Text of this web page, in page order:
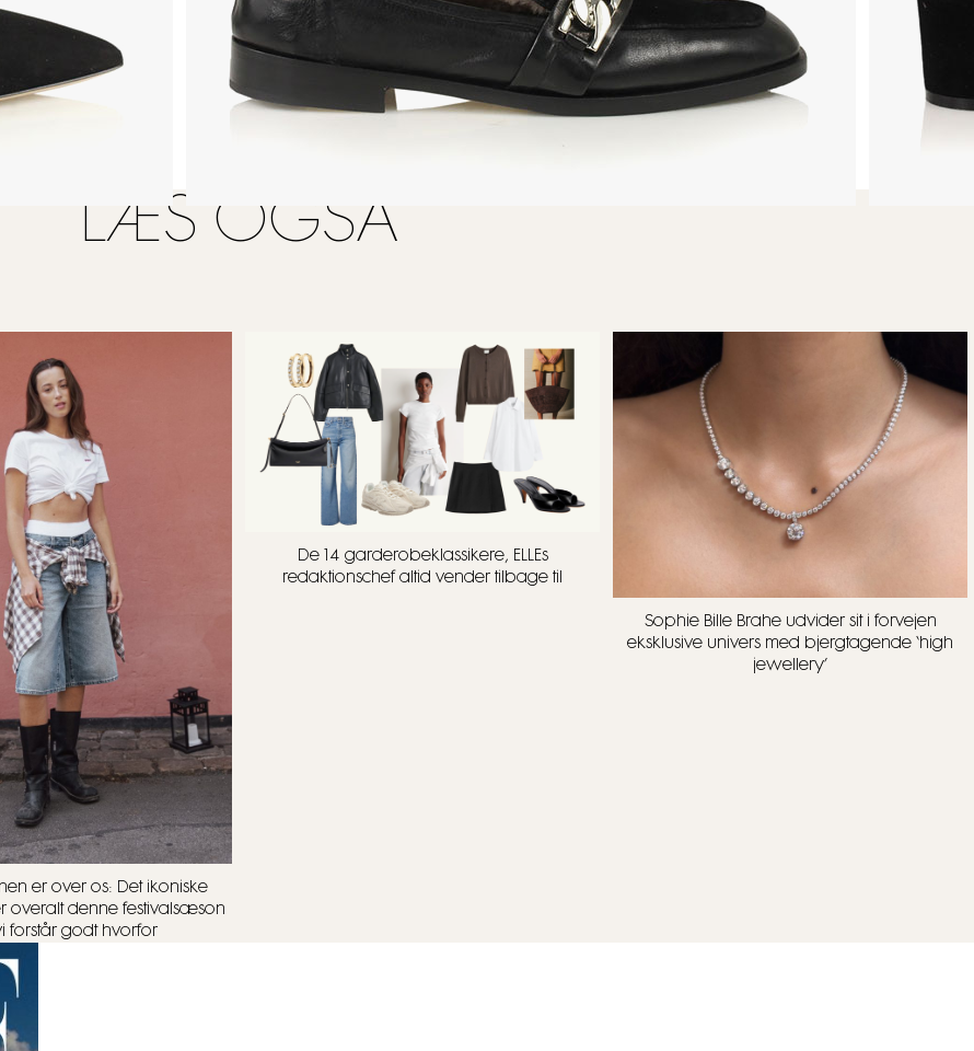
LÆS OGSÅ
er over os: Det ikoniske
overalt denne festivalsæson
forstår godt hvorfor
De 14 garderobeklassikere, ELLEs
redaktionschef altid vender tilbage til
Sophie Bille Brahe udvider sit i forvejen
eksklusive univers med bjergtagende ‘high
jewellery’